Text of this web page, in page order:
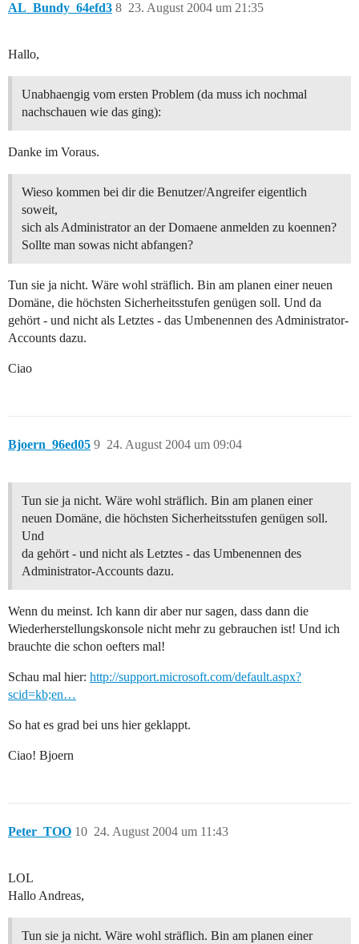
AL_Bundy_64efd3 23. August 2004 um 21:35
8
Hallo,
Unabhaengig vom ersten Problem (da muss ich nochmal
nachschauen wie das ging):
Danke im Voraus.
Wieso kommen bei dir die Benutzer/Angreifer eigentlich
soweit,
sich als Administrator an der Domaene anmelden zu koennen?
Sollte man sowas nicht abfangen?
Tun sie ja nicht. Wäre wohl sträflich. Bin am planen einer neuen
Domäne, die höchsten Sicherheitsstufen genügen soll. Und da
gehört - und nicht als Letztes - das Umbenennen des Administrator-
Accounts dazu.
Ciao
Bjoern_96ed05 24. August 2004 um 09:04
9
Tun sie ja nicht. Wäre wohl sträflich. Bin am planen einer
neuen Domäne, die höchsten Sicherheitsstufen genügen soll.
Und
da gehört - und nicht als Letztes - das Umbenennen des
Administrator-Accounts dazu.
Wenn du meinst. Ich kann dir aber nur sagen, dass dann die
Wiederherstellungskonsole nicht mehr zu gebrauchen ist! Und ich
brauchte die schon oefters mal!
Schau mal hier: http://support.microsoft.com/default.aspx?
scid=kb;en…
So hat es grad bei uns hier geklappt.
Ciao! Bjoern
Peter_TOO 24. August 2004 um 11:43
10
LOL
Hallo Andreas,
Tun sie ja nicht. Wäre wohl sträflich. Bin am planen einer